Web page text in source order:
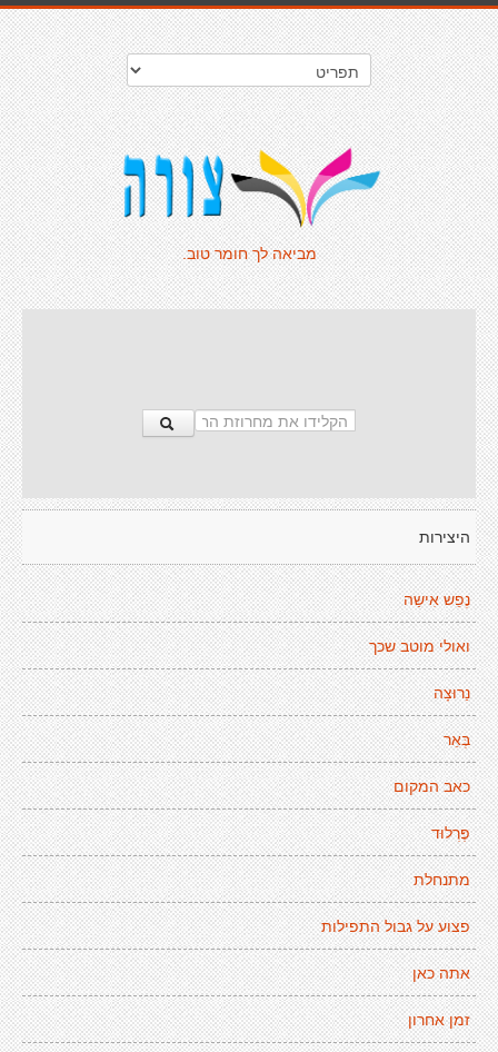
מביאה לך חומר טוב.
היצירות
נֶפֵש אִישַה
ואולי מוטב שכך
נַרוּצָה
בְּאֵר
כאב המקום
פֶּרְלוּד
מתנחלת
פצוע על גבול התפילות
אתה כאן
זמן אחרון